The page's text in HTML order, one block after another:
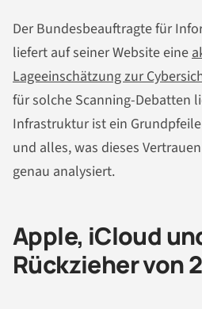
Der Bundesbeauftragte für
liefert auf seiner Website eine
Lageeinschätzung zur
für solche Scanning-Debatten
Infrastruktur ist ein
und alles, was dieses
genau analysiert.
Apple, iCloud
Rückzieher von